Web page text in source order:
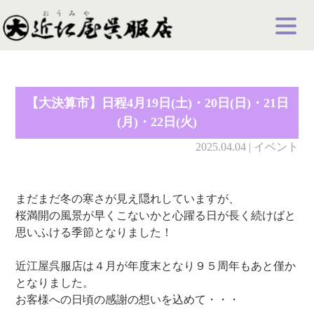
【大決算市】日程4月19日(土)・20日(日)・21日
(月)・22日(火)
2025.04.04 | イベント
まだまだ冬の寒さが見え隠れしていますが、
桜満開の風景が早くこないかと心躍る日が長く続けばと
思いふける季節となりました！
近江屋呉服店は４月が年度末となり９５周年もあと僅か
となりました。
お客様への日頃の感謝の想いを込めて・・・